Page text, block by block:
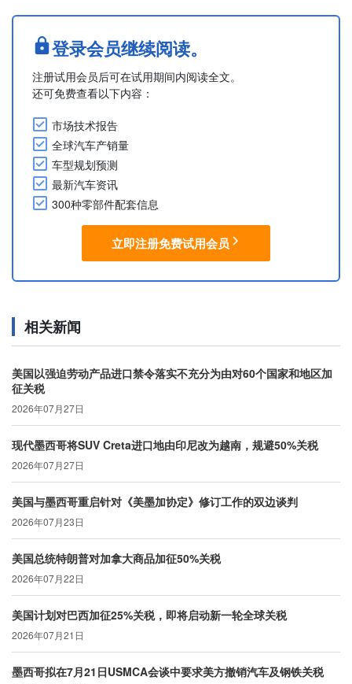
出口商将立即受益于自5月1日起生效的关税下调措施。此
外，欧盟企业将能够与当地企业享有同等条件，参与南方共
同市场的公共工程及政府合同竞标。
Based on European Commission ....
登录会员继续阅读。
注册试用会员后可在试用期间内阅读全文。
还可免费查看以下内容：
市场技术报告
全球汽车产销量
车型规划预测
最新汽车资讯
300种零部件配套信息
立即注册免费试用会员
相关新闻
美国以强迫劳动产品进口禁令落实不充分为由对60个国家和地区加
征关税
2026年07月27日
现代墨西哥将SUV Creta进口地由印尼改为越南，规避50%关税
2026年07月27日
美国与墨西哥重启针对《美墨加协定》修订工作的双边谈判
2026年07月23日
美国总统特朗普对加拿大商品加征50%关税
2026年07月22日
美国计划对巴西加征25%关税，即将启动新一轮全球关税
2026年07月21日
墨西哥拟在7月21日USMCA会谈中要求美方撤销汽车及钢铁关税